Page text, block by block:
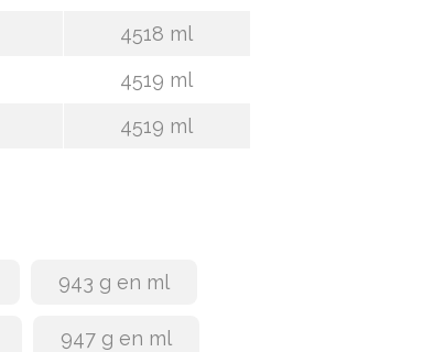
4518 ml
4519 ml
4519 ml
943 g en ml
947 g en ml